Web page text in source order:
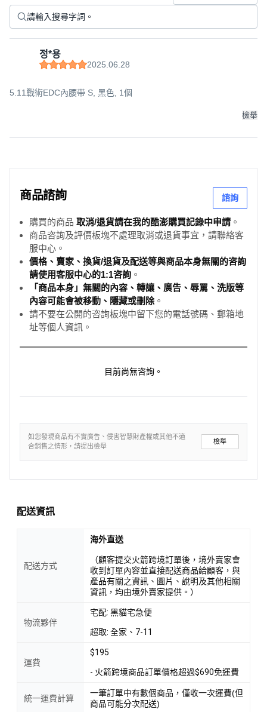
정*용
2025.06.28
5.11戰術EDC內腰帶 S, 黑色, 1個
檢舉
商品諮詢 諮詢
購買的商品 取消/退貨請在我的酷澎購買記錄中申請 。
商品咨詢及評價板塊不處理取消或退貨事宜，請聯絡客
服中心。
價格、賣家、換貨/退貨及配送等與商品本身無關的咨詢
請使用客服中心的1:1咨詢 。
「商品本身」無關的內容、轉讓、廣告、辱罵、洗版等
內容可能會被移動、隱藏或刪除。
請不要在公開的咨詢板塊中留下您的電話號碼、郵箱地
址等個人資訊。
目前尚無咨詢。
如您發現商品有不實廣告、侵害智慧財產權或其他不適
合銷售之情形，請提出檢舉
檢舉
配送資訊
配送方式
海外直送
（顧客提交火箭跨境訂單後，境外賣家會
收到訂單內容並直接配送商品給顧客，與
產品有關之資訊、圖片、說明及其他相關
資訊，均由境外賣家提供。）
物流夥伴
宅配: 黑貓宅急便
超取: 全家、7-11
運費
$195
- 火箭跨境商品訂單價格超過$690免運費
統一運費計算
一筆訂單中有數個商品，僅收一次運費(但
商品可能分次配送)